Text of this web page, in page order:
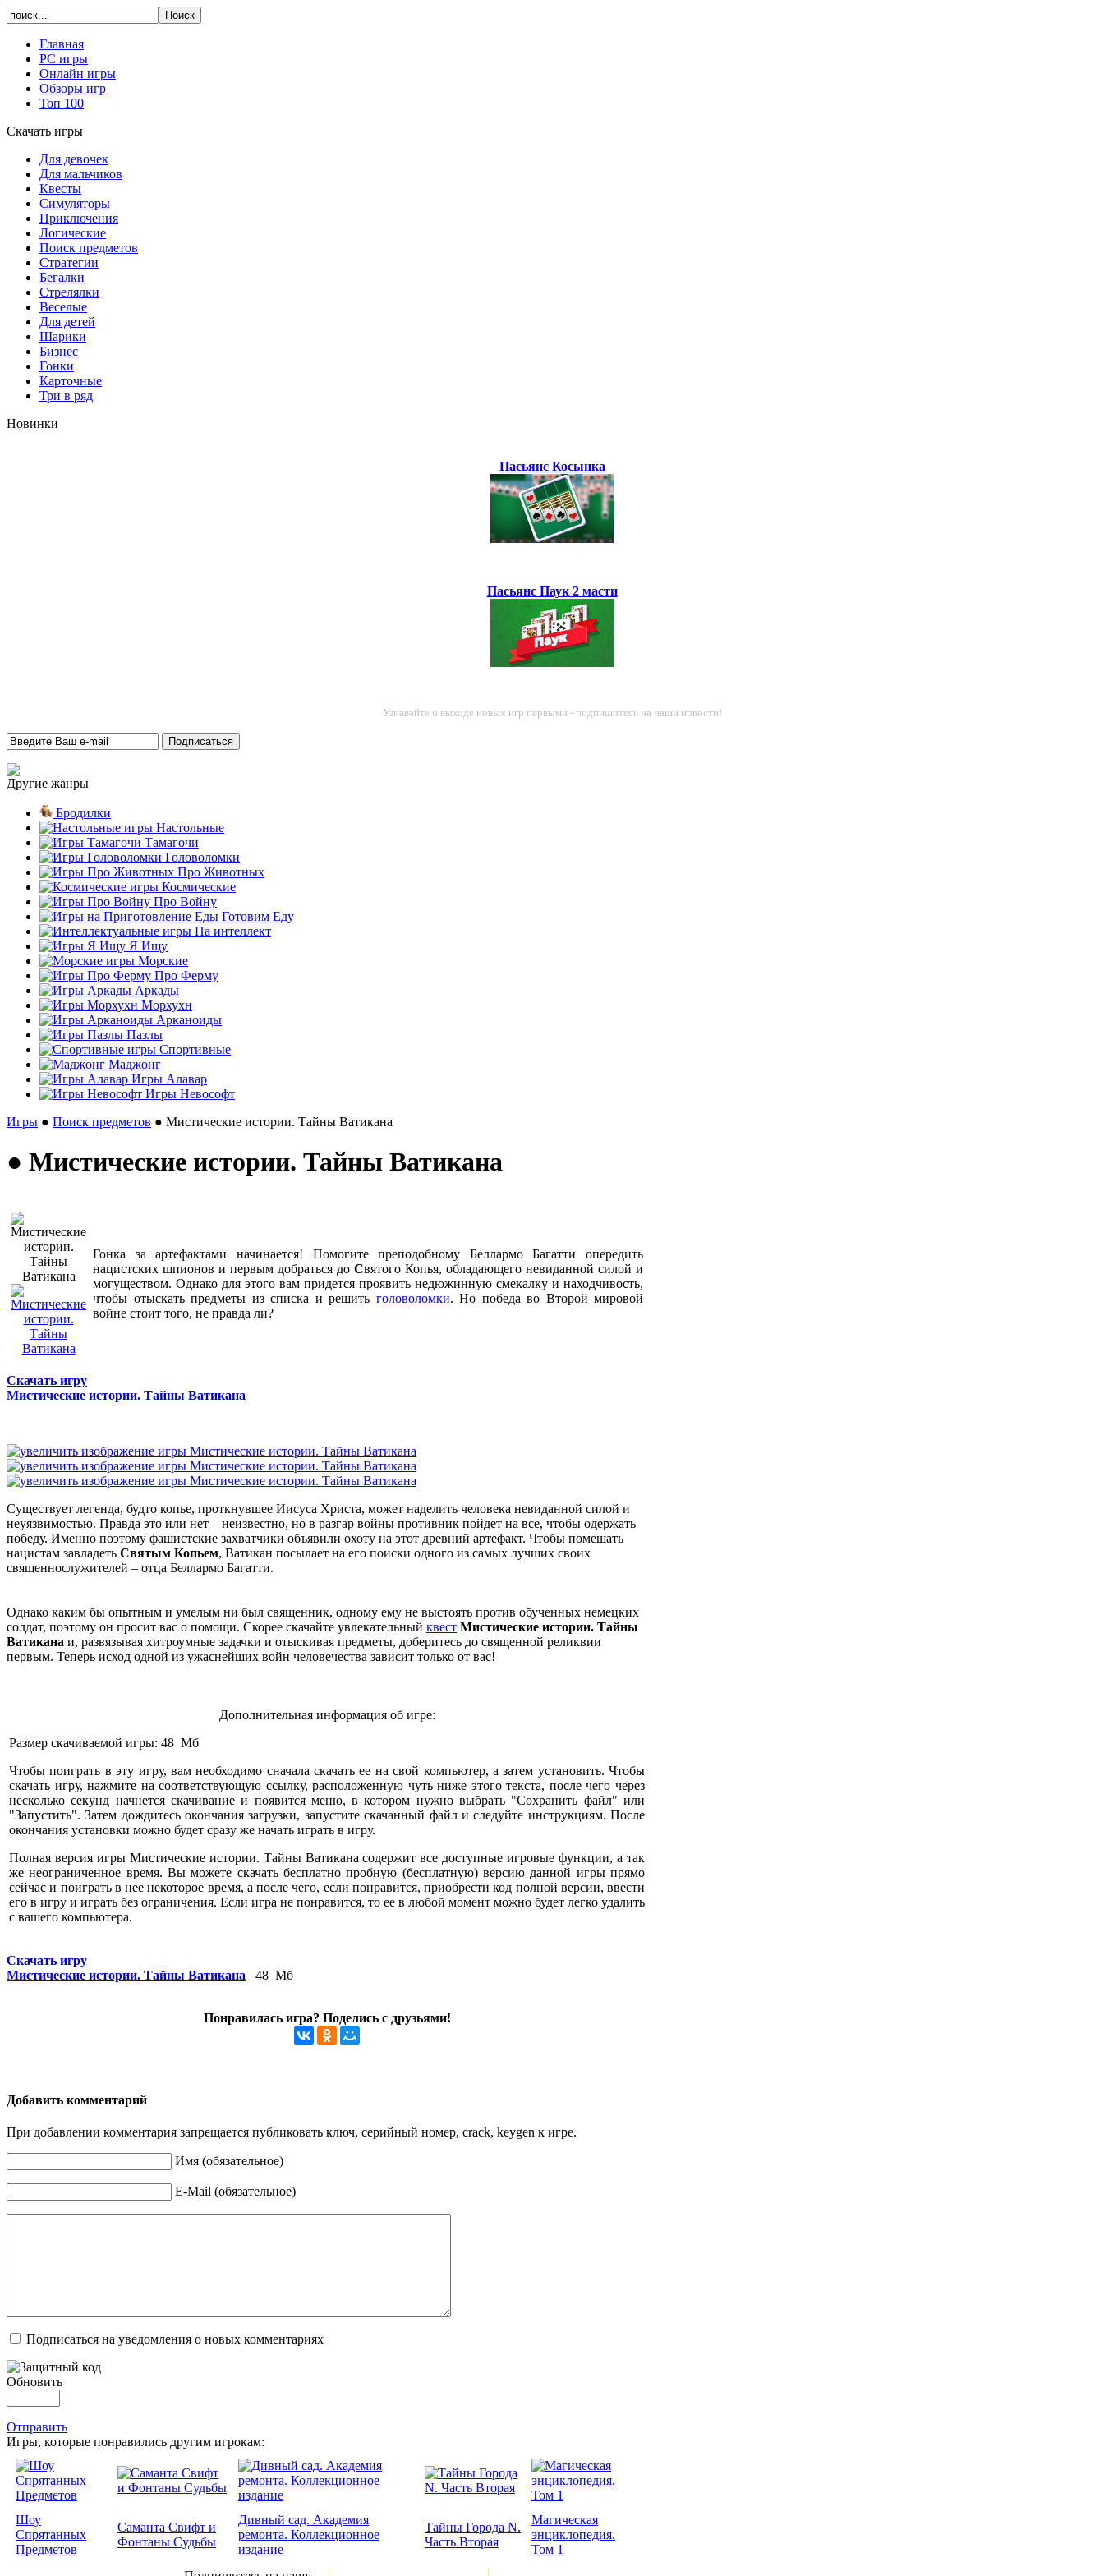
Главная
PC игры
Онлайн игры
Обзоры игр
Топ 100
Скачать игры
Для девочек
Для мальчиков
Квесты
Симуляторы
Приключения
Логические
Поиск предметов
Стратегии
Бегалки
Стрелялки
Веселые
Для детей
Шарики
Бизнес
Гонки
Карточные
Три в ряд
Новинки
Пасьянс Косынка
Пасьянс Паук 2 масти
Узнавайте о выходе новых игр первыми - подпишитесь на наши новости!
Другие жанры
Бродилки
Настольные
Тамагочи
Головоломки
Про Животных
Космические
Про Войну
Готовим Еду
На интеллект
Я Ищу
Морские
Про Ферму
Аркады
Морхухн
Арканоиды
Пазлы
Спортивные
Маджонг
Игры Алавар
Игры Невософт
Игры ● Поиск предметов ● Мистические истории. Тайны Ватикана
● Мистические истории. Тайны Ватикана
Гонка за артефактами начинается! Помогите преподобному Беллармо Багатти опередить
нацистских шпионов и первым добраться до Святого Копья, обладающего невиданной силой и
могуществом. Однако для этого вам придется проявить недюжинную смекалку и находчивость,
чтобы отыскать предметы из списка и решить головоломки. Но победа во Второй мировой
войне стоит того, не правда ли?
Скачать игру
Мистические истории. Тайны Ватикана
Существует легенда, будто копье, проткнувшее Иисуса Христа, может наделить человека невиданной силой и
неуязвимостью. Правда это или нет – неизвестно, но в разгар войны противник пойдет на все, чтобы одержать
победу. Именно поэтому фашистские захватчики объявили охоту на этот древний артефакт. Чтобы помешать
нацистам завладеть Святым Копьем, Ватикан посылает на его поиски одного из самых лучших своих
священнослужителей – отца Беллармо Багатти.
Однако каким бы опытным и умелым ни был священник, одному ему не выстоять против обученных немецких
солдат, поэтому он просит вас о помощи. Скорее скачайте увлекательный квест Мистические истории. Тайны
Ватикана и, развязывая хитроумные задачки и отыскивая предметы, доберитесь до священной реликвии
первым. Теперь исход одной из ужаснейших войн человечества зависит только от вас!
Дополнительная информация об игре:
Размер скачиваемой игры: 48 Мб
Чтобы поиграть в эту игру, вам необходимо сначала скачать ее на свой компьютер, а затем установить. Чтобы
скачать игру, нажмите на соответствующую ссылку, расположенную чуть ниже этого текста, после чего через
несколько секунд начнется скачивание и появится меню, в котором нужно выбрать "Сохранить файл" или
"Запустить". Затем дождитесь окончания загрузки, запустите скачанный файл и следуйте инструкциям. После
окончания установки можно будет сразу же начать играть в игру.
Полная версия игры Мистические истории. Тайны Ватикана содержит все доступные игровые функции, а так
же неограниченное время. Вы можете скачать бесплатно пробную (бесплатную) версию данной игры прямо
сейчас и поиграть в нее некоторое время, а после чего, если понравится, приобрести код полной версии, ввести
его в игру и играть без ограничения. Если игра не понравится, то ее в любой момент можно будет легко удалить
с вашего компьютера.
Скачать игру
Мистические истории. Тайны Ватикана 48 Мб
Понравилась игра? Поделись с друзьями!
Добавить комментарий
При добавлении комментария запрещается публиковать ключ, серийный номер, crack, keygen к игре.
Имя (обязательное)
E-Mail (обязательное)
Подписаться на уведомления о новых комментариях
Обновить
Отправить
Игры, которые понравились другим игрокам:
Шоу
Спрятанных
Предметов
Саманта Свифт и
Фонтаны Судьбы
Дивный сад. Академия
ремонта. Коллекционное
издание
Тайны Города N.
Часть Вторая
Магическая
энциклопедия.
Том 1